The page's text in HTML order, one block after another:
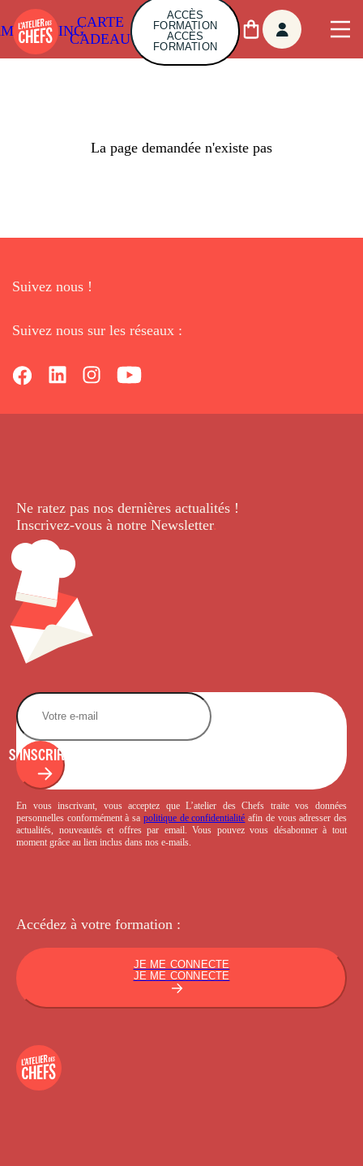
CARTE
CADEAU
ACCÈS
FORMATION
ACCÈS
FORMATION
La page demandée n'existe pas
Suivez nous !
Suivez nous sur les réseaux :
Ne ratez pas nos dernières actualités !
Inscrivez-vous à notre Newsletter.
S'INSCRIRE
En vous inscrivant, vous acceptez que L’atelier des Chefs traite vos données
personnelles conformément à sa politique de confidentialité afin de vous adresser des
actualités, nouveautés et offres par email. Vous pouvez vous désabonner à tout
moment grâce au lien inclus dans nos e-mails.
Accédez à votre formation :
JE ME CONNECTE
JE ME CONNECTE